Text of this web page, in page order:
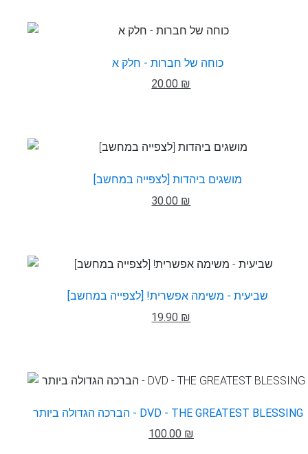
כוחה של חברות - חלק א
20.00 ₪
מושגים ביהדות [לצפייה במחשב]
30.00 ₪
שביעית - משימה אפשרית! [לצפייה במחשב]
19.90 ₪
הברכה הגדולה ביותר - DVD - THE GREATEST BLESSING
100.00 ₪